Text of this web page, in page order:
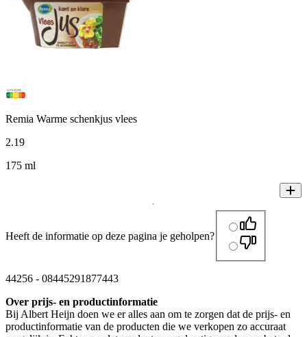
Remia Warme schenkjus vlees
2.19
175 ml
Heeft de informatie op deze pagina je geholpen?
44256 - 08445291877443
Over prijs- en productinformatie
Bij Albert Heijn doen we er alles aan om te zorgen dat de prijs- en
productinformatie van de producten die we verkopen zo accuraat